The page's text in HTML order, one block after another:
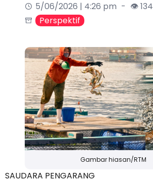
5/06/2026 | 4:26 pm
👁 134
Perspektif
Gambar hiasan/RTM
SAUDARA PENGARANG